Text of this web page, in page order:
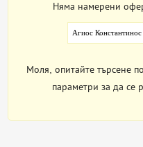
Няма намерени
Агиос Константинос
Моля, опитайте търсене
параметри за да се